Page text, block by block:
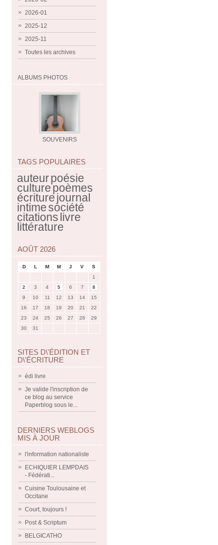
2026-01
2025-12
2025-11
Toutes les archives
ALBUMS PHOTOS
SOUVENIRS
TAGS POPULAIRES
auteurpoésie
culturepoèmes
écriturejournal
intimesociété
citationslivre
littérature
AOÛT 2026
D L M M J V
S
1
2
3 4 5 6 7
8
9
10 11 12 13 14
15
16
17 18 19 20 21
22
23
24 25 26 27 28
29
30
31
SITES D\'ÉDITION ET
D\'ÉCRITURE
édi livre
Je valide l'inscription de
ce blog au service
Paperblog sous le...
DERNIERS WEBLOGS
MIS À JOUR
l'information nationaliste
ECHIQUIER LEMPDAIS
- Fédérati...
Cuisine Toulousaine et
Occitane
Court, toujours !
Post & Scriptum
BELGICATHO